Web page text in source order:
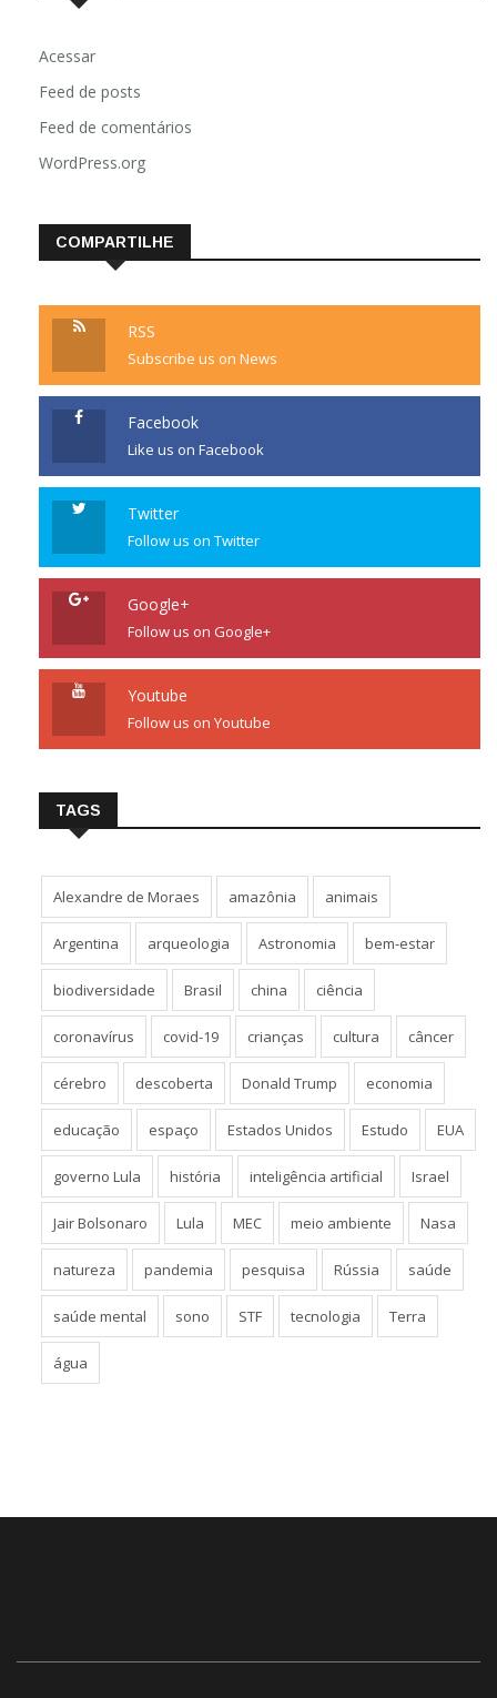
Acessar
Feed de posts
Feed de comentários
WordPress.org
COMPARTILHE
RSS
Subscribe us on News
Facebook
Like us on Facebook
Twitter
Follow us on Twitter
Google+
Follow us on Google+
Youtube
Follow us on Youtube
TAGS
Alexandre de Moraes amazônia animais
Argentina arqueologia Astronomia bem-estar
biodiversidade Brasil china ciência
coronavírus covid-19 crianças cultura câncer
cérebro descoberta Donald Trump economia
educação espaço Estados Unidos Estudo EUA
governo Lula história inteligência artificial Israel
Jair Bolsonaro Lula MEC meio ambiente Nasa
natureza pandemia pesquisa Rússia saúde
saúde mental sono STF tecnologia Terra
água